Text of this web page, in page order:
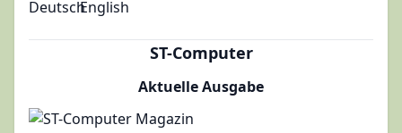
ST-Computer
Aktuelle Ausgabe